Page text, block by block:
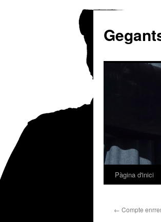
Vés
contingut
Pàgina d'inici
← Compte